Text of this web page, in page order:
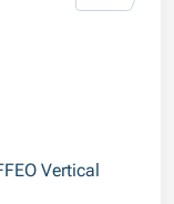
Vertical